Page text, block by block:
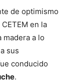
de optimismo
en la
a lo
sus
conducido
.